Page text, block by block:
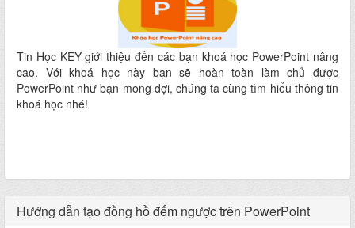
Tin Học KEY giới thiệu đến các bạn khoá học PowerPoint nâng
cao. Với khoá học này bạn sẽ hoàn toàn làm chủ được
PowerPoint như bạn mong đợi, chúng ta cùng tìm hiểu thông tin
khoá học nhé!
Hướng dẫn tạo đồng hồ đếm ngược trên PowerPoint